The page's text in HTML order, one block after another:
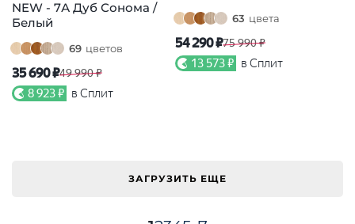
NEW - 7А Дуб Сонома /
Белый
69 цветов
35 690 ₽49 990 ₽
8 923 ₽ в Сплит
63 цвета
54 290 ₽75 990 ₽
13 573 ₽ в Сплит
ЗАГРУЗИТЬ ЕЩЕ